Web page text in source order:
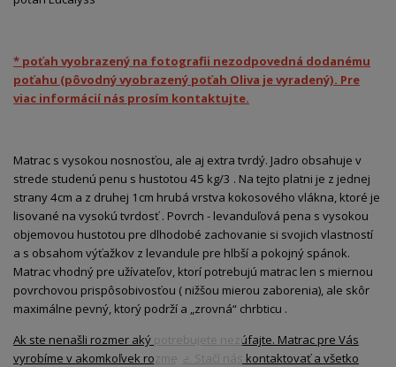
* poťah vyobrazený na fotografii nezodpovedná dodanému
poťahu (pôvodný vyobrazený poťah Oliva je vyradený). Pre
viac informácií nás prosím kontaktujte.
Matrac s vysokou nosnosťou, ale aj extra tvrdý. Jadro obsahuje v
strede studenú penu s hustotou 45 kg/3 . Na tejto platni je z jednej
strany 4cm a z druhej 1cm hrubá vrstva kokosového vlákna, ktoré je
lisované na vysokú tvrdosť . Povrch - levanduľová pena s vysokou
objemovou hustotou pre dlhodobé zachovanie si svojich vlastností
a s obsahom výťažkov z levandule pre hlbší a pokojný spánok.
Matrac vhodný pre užívateľov, ktorí potrebujú matrac len s miernou
povrchovou prispôsobivosťou ( nižšou mierou zaborenia), ale skôr
maximálne pevný, ktorý podrží a „zrovná“ chrbticu .
Ak ste nenašli rozmer aký potrebujete nezúfajte. Matrac pre Vás
vyrobíme v akomkoľvek rozmere. Stačí nás kontaktovať a všetko